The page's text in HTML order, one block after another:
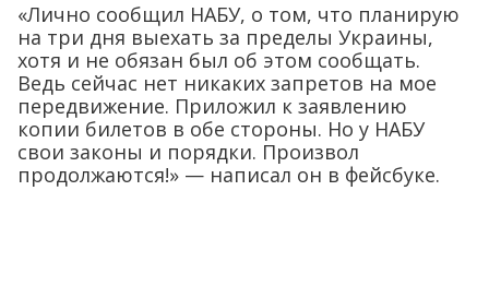
«Лично сообщил НАБУ, о том, что планирую
на три дня выехать за пределы Украины,
хотя и не обязан был об этом сообщать.
Ведь сейчас нет никаких запретов на мое
передвижение. Приложил к заявлению
копии билетов в обе стороны. Но у НАБУ
свои законы и порядки. Произвол
продолжаются!» — написал он в фейсбуке.